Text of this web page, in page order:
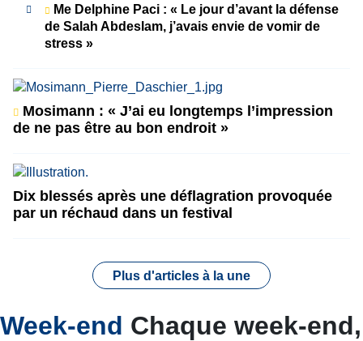
Me Delphine Paci : « Le jour d’avant la défense
de Salah Abdeslam, j’avais envie de vomir de
stress »
Mosimann : « J’ai eu longtemps l’impression
de ne pas être au bon endroit »
Dix blessés après une déflagration provoquée
par un réchaud dans un festival
Plus d'articles à la une
Week-end Chaque week-end,